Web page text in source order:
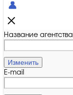
Название агентства
Изменить
E-mail